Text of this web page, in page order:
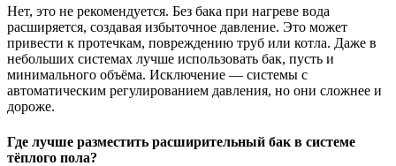
Нет, это не рекомендуется. Без бака при нагреве вода
расширяется, создавая избыточное давление. Это может
привести к протечкам, повреждению труб или котла. Даже в
небольших системах лучше использовать бак, пусть и
минимального объёма. Исключение — системы с
автоматическим регулированием давления, но они сложнее и
дороже.
Где лучше разместить расширительный бак в системе
тёплого пола?